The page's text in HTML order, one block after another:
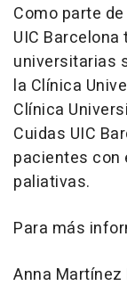
Como parte
UIC
universitarias
la Clínica
Clínica
Cuidas UIC
pacientes con
paliativas.
Para más
Anna